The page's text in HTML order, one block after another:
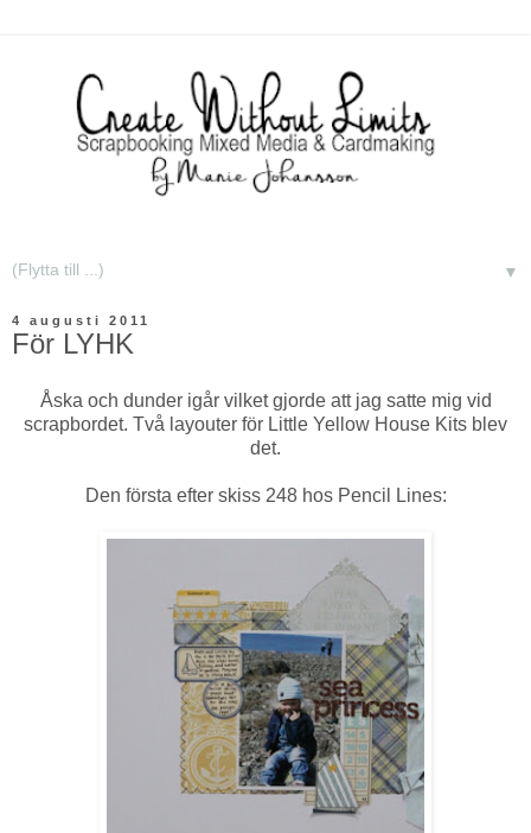
▼
4 augusti 2011
För LYHK
Åska och dunder igår vilket gjorde att jag satte mig vid
scrapbordet. Två layouter för Little Yellow House Kits blev
det.
Den första efter skiss 248 hos Pencil Lines: